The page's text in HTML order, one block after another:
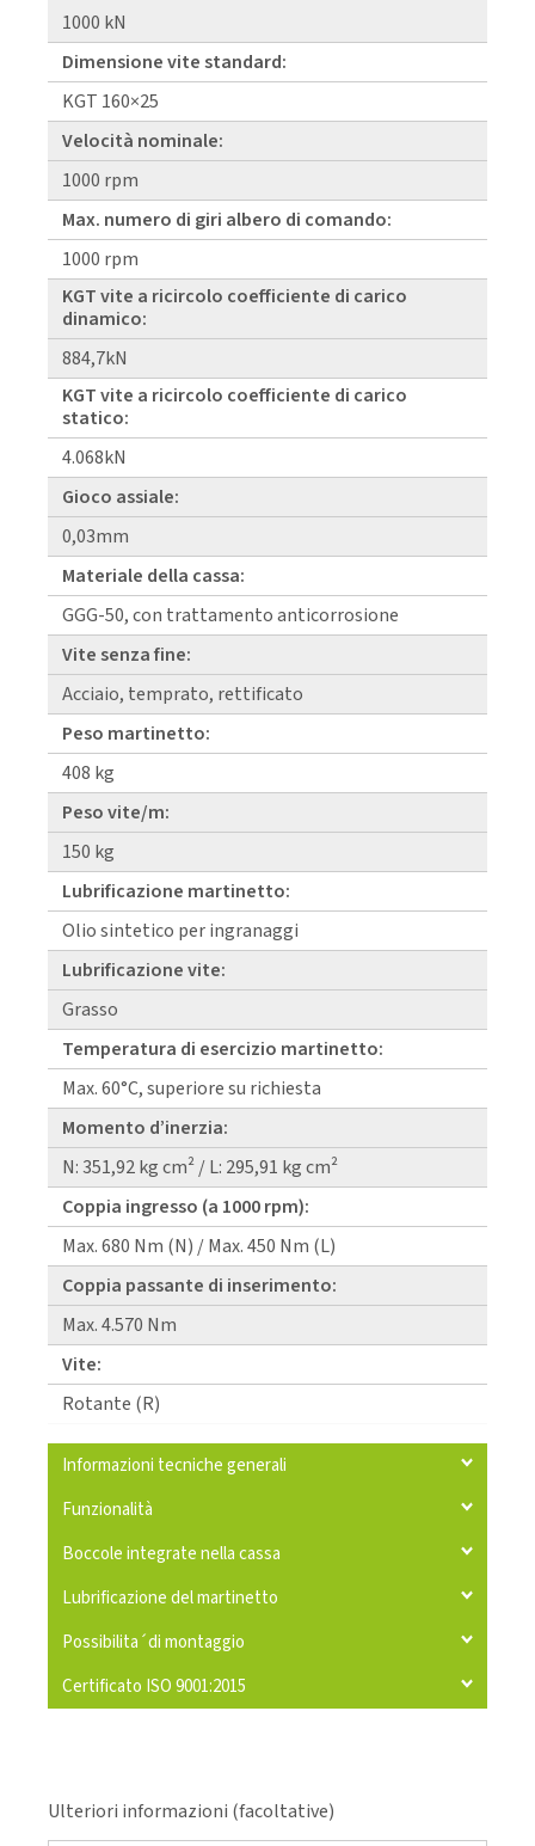
1000 kN
Dimensione vite standard:
KGT 160×25
Velocità nominale:
1000 rpm
Max. numero di giri albero di comando:
1000 rpm
KGT vite a ricircolo coefficiente di carico
dinamico:
884,7kN
KGT vite a ricircolo coefficiente di carico
statico:
4.068kN
Gioco assiale:
0,03mm
Materiale della cassa:
GGG-50, con trattamento anticorrosione
Vite senza fine:
Acciaio, temprato, rettificato
Peso martinetto:
408 kg
Peso vite/m:
150 kg
Lubrificazione martinetto:
Olio sintetico per ingranaggi
Lubrificazione vite:
Grasso
Temperatura di esercizio martinetto:
Max. 60°C, superiore su richiesta
Momento d’inerzia:
N: 351,92 kg cm² / L: 295,91 kg cm²
Coppia ingresso (a 1000 rpm):
Max. 680 Nm (N) / Max. 450 Nm (L)
Coppia passante di inserimento:
Max. 4.570 Nm
Vite:
Rotante (R)
Informazioni tecniche generali
Funzionalità
Boccole integrate nella cassa
Lubrificazione del martinetto
Possibilita´di montaggio
Certificato ISO 9001:2015
Ulteriori informazioni (facoltative)